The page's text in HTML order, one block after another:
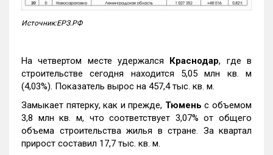
Источник:ЕРЗ.РФ
На четвертом месте удержался Краснодар, где в
строительстве сегодня находится 5,05 млн кв. м
(4,03%). Показатель вырос на 457,4 тыс. кв. м.
Замыкает пятерку, как и прежде, Тюмень с объемом
3,8 млн кв. м, что соответствует 3,07% от общего
объема строительства жилья в стране. За квартал
прирост составил 17,7 тыс. кв. м.